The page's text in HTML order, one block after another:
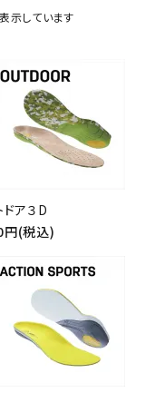
示しています
ア３D
円(税込)